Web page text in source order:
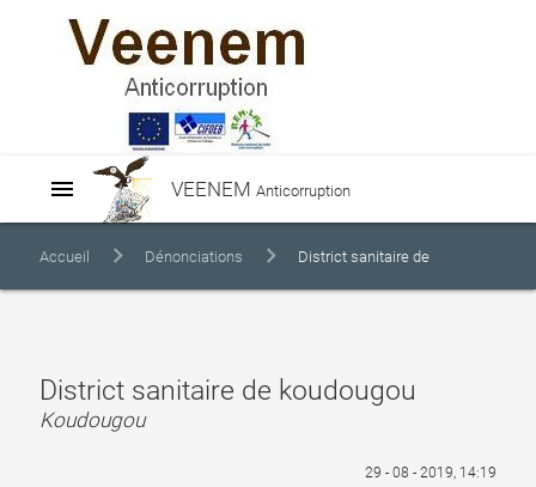
VEENEMAnticorruption
menu
Accueil Dénonciations District sanitaire de
District sanitaire de koudougou
Koudougou
29 - 08 - 2019, 14:19